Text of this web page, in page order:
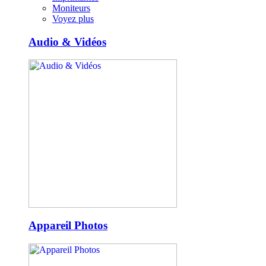
Moniteurs
Voyez plus
Audio & Vidéos
Appareil Photos